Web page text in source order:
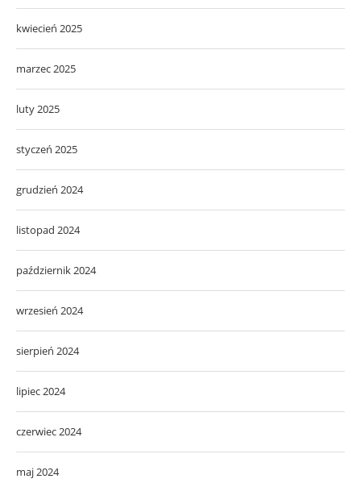
kwiecień 2025
marzec 2025
luty 2025
styczeń 2025
grudzień 2024
listopad 2024
październik 2024
wrzesień 2024
sierpień 2024
lipiec 2024
czerwiec 2024
maj 2024